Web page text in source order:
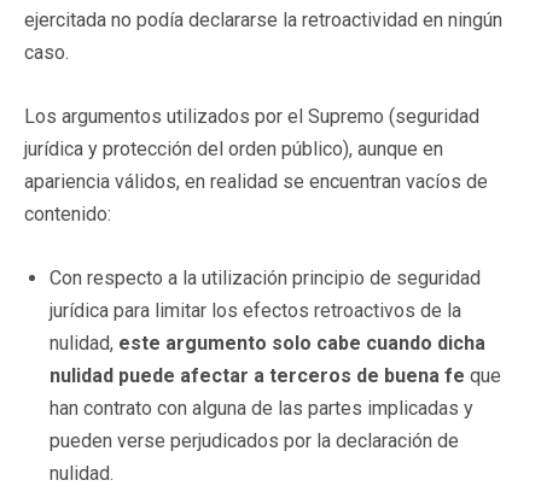
ejercitada no podía declararse la retroactividad en ningún
caso.
Los argumentos utilizados por el Supremo (seguridad
jurídica y protección del orden público), aunque en
apariencia válidos, en realidad se encuentran vacíos de
contenido:
Con respecto a la utilización principio de seguridad
jurídica para limitar los efectos retroactivos de la
nulidad, este argumento solo cabe cuando dicha
nulidad puede afectar a terceros de buena fe que
han contrato con alguna de las partes implicadas y
pueden verse perjudicados por la declaración de
nulidad.